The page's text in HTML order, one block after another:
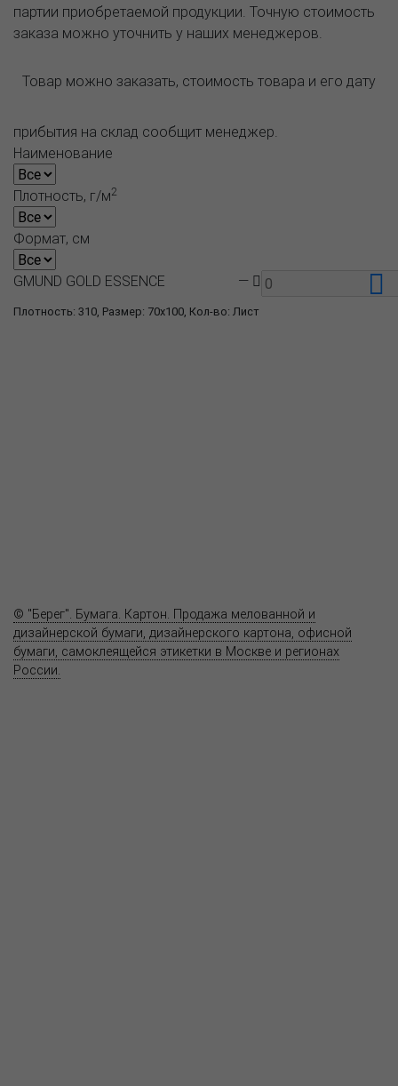
партии приобретаемой продукции. Точную стоимость
заказа можно уточнить у наших менеджеров.
Товар можно заказать, стоимость товара и его дату
прибытия на склад сообщит менеджер.
Наименование
Плотность, г/м2
Формат, см
Плотность: 310, Размер: 70x100, Кол-во: Лист
GMUND GOLD ESSENCE —
© "Берег". Бумага. Картон. Продажа мелованной и
дизайнерской бумаги, дизайнерского картона, офисной
бумаги, самоклеящейся этикетки в Москве и регионах
России.